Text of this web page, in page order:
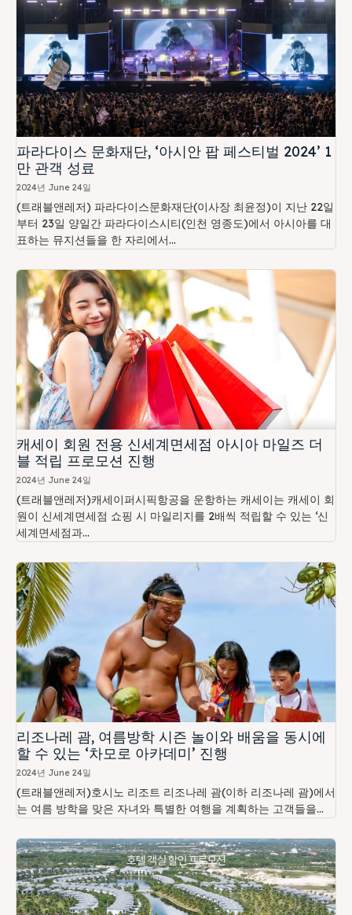
파라다이스 문화재단, ‘아시안 팝 페스티벌 2024’ 1
만 관객 성료
2024년 June 24일
(트래블앤레저) 파라다이스문화재단(이사장 최윤정)이 지난 22일
부터 23일 양일간 파라다이스시티(인천 영종도)에서 아시아를 대
표하는 뮤지션들을 한 자리에서...
캐세이 회원 전용 신세계면세점 아시아 마일즈 더
블 적립 프로모션 진행
2024년 June 24일
(트래블앤레저)캐세이퍼시픽항공을 운항하는 캐세이는 캐세이 회
원이 신세계면세점 쇼핑 시 마일리지를 2배씩 적립할 수 있는 ‘신
세계면세점과...
리조나레 괌, 여름방학 시즌 놀이와 배움을 동시에
할 수 있는 ‘차모로 아카데미’ 진행
2024년 June 24일
(트래블앤레저)호시노 리조트 리조나레 괌(이하 리조나레 괌)에서
는 여름 방학을 맞은 자녀와 특별한 여행을 계획하는 고객들을...